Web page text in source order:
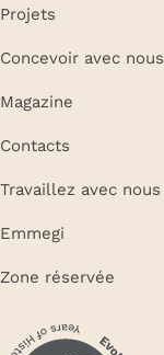
Projets
Concevoir avec nous
Magazine
Contacts
Travaillez avec nous
Emmegi
Zone réservée